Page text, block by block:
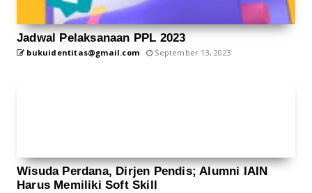
Jadwal Pelaksanaan PPL 2023
bukuidentitas@gmail.com September 13, 2023
Wisuda Perdana, Dirjen Pendis; Alumni IAIN
Harus Memiliki Soft Skill